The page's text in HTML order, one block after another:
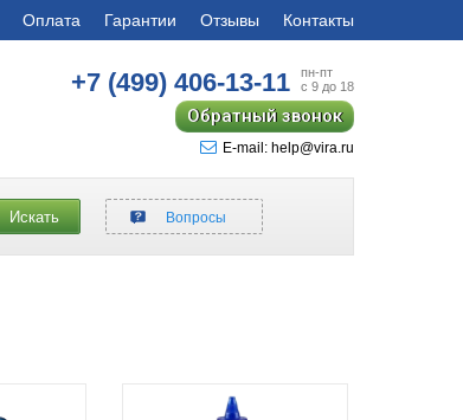
Оплата Гарантии Отзывы Контакты
+7 (499)406-13-11
пн-пт
с 9 до 18
Обратный звонок
E-mail: help@vira.ru
Искать Вопросы